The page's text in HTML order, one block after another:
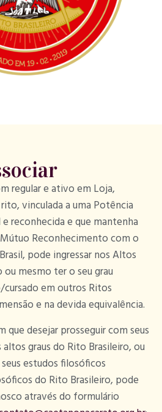
regular e ativo em Loja,
vinculada a uma Potência
reconhecida e que mantenha
Reconhecimento com o
pode ingressar nos Altos
ou mesmo ter o seu grau
em outros Ritos
e na devida equivalência.
desejar prosseguir com seus
graus do Rito Brasileiro, ou
estudos filosóficos
do Rito Brasileiro, pode
através do formulário